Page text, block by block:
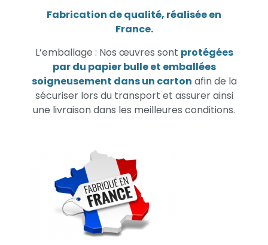
Fabrication de qualité, réalisée en
France.
L’emballage : Nos œuvres sont protégées
par du papier bulle et emballées
soigneusement dans un carton afin de la
sécuriser lors du transport et assurer ainsi
une livraison dans les meilleures conditions.